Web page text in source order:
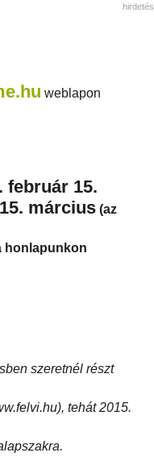
hirdetés
weblapon
február 15.
március (az
honlapunkon
szeretnél részt
tehát 2015.